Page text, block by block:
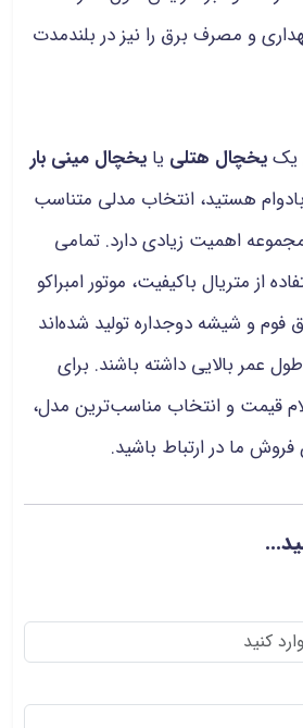
و مصرف برق را نیز در بلندمدت
یکیخچال هتلی یا یخچال مینی بار
هستید، انتخاب مدلی متناسب
اهمیت زیادی دارد. تمامی
از متریال باکیفیت، موتور امبراکو
فوم و شیشه دوجداره تولید شده‌اند
عمر بالایی داشته باشند. برای
قیمت و انتخاب مناسب‌ترین مدل،
فروش ما در ارتباط باشید.